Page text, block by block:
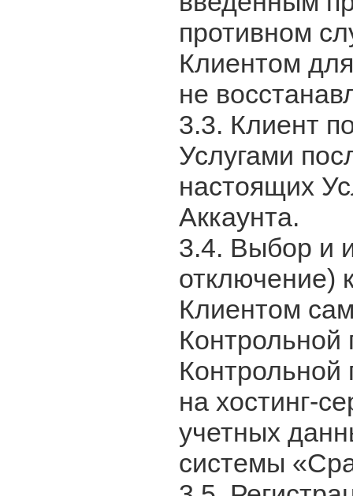
противном
Клиентом
не
3.3. Клиент
Услугами
настоящих
Аккаунта.
3.4. Выбор и
отключение)
Клиентом
Контрольной
Контрольной
на хостинг-
учетных
системы